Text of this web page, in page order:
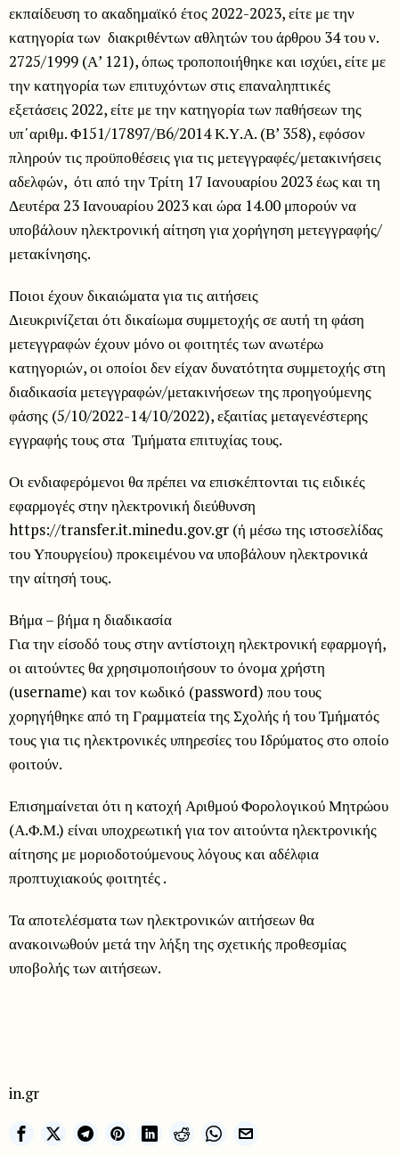
εκπαίδευση το ακαδημαϊκό έτος 2022-2023, είτε με την
κατηγορία των διακριθέντων αθλητών του άρθρου 34 του ν.
2725/1999 (Α’ 121), όπως τροποποιήθηκε και ισχύει, είτε με
την κατηγορία των επιτυχόντων στις επαναληπτικές
εξετάσεις 2022, είτε με την κατηγορία των παθήσεων της
υπ΄αριθμ. Φ151/17897/Β6/2014 Κ.Υ.Α. (Β’ 358), εφόσον
πληρούν τις προϋποθέσεις για τις μετεγγραφές/μετακινήσεις
αδελφών, ότι από την Τρίτη 17 Ιανουαρίου 2023 έως και τη
Δευτέρα 23 Ιανουαρίου 2023 και ώρα 14.00 μπορούν να
υποβάλουν ηλεκτρονική αίτηση για χορήγηση μετεγγραφής/
μετακίνησης.
Ποιοι έχουν δικαιώματα για τις αιτήσεις
Διευκρινίζεται ότι δικαίωμα συμμετοχής σε αυτή τη φάση
μετεγγραφών έχουν μόνο οι φοιτητές των ανωτέρω
κατηγοριών, οι οποίοι δεν είχαν δυνατότητα συμμετοχής στη
διαδικασία μετεγγραφών/μετακινήσεων της προηγούμενης
φάσης (5/10/2022-14/10/2022), εξαιτίας μεταγενέστερης
εγγραφής τους στα Τμήματα επιτυχίας τους.
Οι ενδιαφερόμενοι θα πρέπει να επισκέπτονται τις ειδικές
εφαρμογές στην ηλεκτρονική διεύθυνση
https://transfer.it.minedu.gov.gr (ή μέσω της ιστοσελίδας
του Υπουργείου) προκειμένου να υποβάλουν ηλεκτρονικά
την αίτησή τους.
Βήμα – βήμα η διαδικασία
Για την είσοδό τους στην αντίστοιχη ηλεκτρονική εφαρμογή,
οι αιτούντες θα χρησιμοποιήσουν το όνομα χρήστη
(username) και τον κωδικό (password) που τους
χορηγήθηκε από τη Γραμματεία της Σχολής ή του Τμήματός
τους για τις ηλεκτρονικές υπηρεσίες του Ιδρύματος στο οποίο
φοιτούν.
Επισημαίνεται ότι η κατοχή Αριθμού Φορολογικού Μητρώου
(Α.Φ.Μ.) είναι υποχρεωτική για τον αιτούντα ηλεκτρονικής
αίτησης με μοριοδοτούμενους λόγους και αδέλφια
προπτυχιακούς φοιτητές .
Τα αποτελέσματα των ηλεκτρονικών αιτήσεων θα
ανακοινωθούν μετά την λήξη της σχετικής προθεσμίας
υποβολής των αιτήσεων.
in.gr